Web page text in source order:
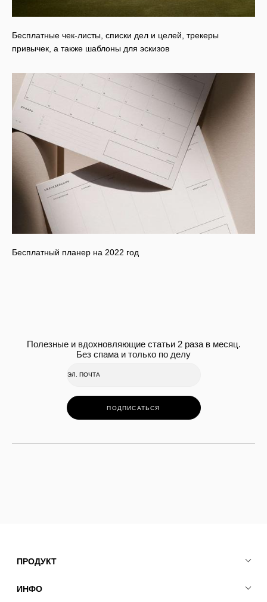
Бесплатные чек-листы, списки дел и целей, трекеры
привычек, а также шаблоны для эскизов
Бесплатный планер на 2022 год
Полезные и вдохновляющие статьи 2 раза в месяц.
Без спама и только по делу
ПОДПИСАТЬСЯ
ПРОДУКТ
ИНФО